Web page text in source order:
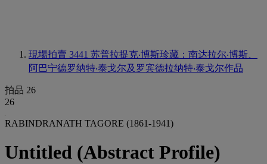
現場拍賣 3441 苏普拉提克‧博斯珍藏：南达拉尔‧博斯、
阿巴宁德罗纳特‧泰戈尔及罗宾德拉纳特‧泰戈尔作品
拍品 26
26
RABINDRANATH TAGORE (1861-1941)
Untitled (Abstract Profile)